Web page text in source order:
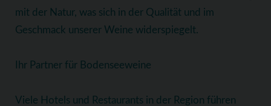
mit der Natur, was sich in der Qualität und im
Geschmack unserer Weine widerspiegelt.
Ihr Partner für Bodenseeweine
Viele Hotels und Restaurants in der Region führen